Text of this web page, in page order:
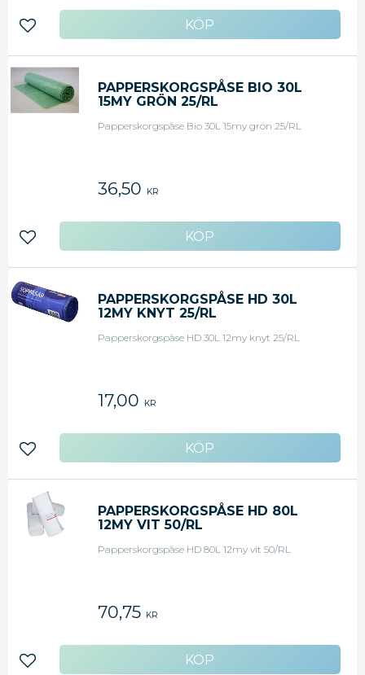
Lägg till i favoriter
PAPPERSKORGSPÅSE BIO 30L
15MY GRÖN 25/RL
Papperskorgspåse Bio 30L 15my grön 25/RL
36,50 KR
Lägg till i favoriter
PAPPERSKORGSPÅSE HD 30L
12MY KNYT 25/RL
Papperskorgspåse HD 30L 12my knyt 25/RL
17,00 KR
Lägg till i favoriter
PAPPERSKORGSPÅSE HD 80L
12MY VIT 50/RL
Papperskorgspåse HD 80L 12my vit 50/RL
70,75 KR
Lägg till i favoriter